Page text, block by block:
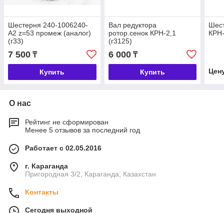
Шестерня 240-1006240-
А2 z=53 промеж (аналог)
(г33)
7 500 ₸
Купить
Вал редуктора
ротор.сенок КРН-2,1
(г3125)
6 000₸
Купить
О нас
Рейтинг не сформирован
Менее 5 отзывов за последний год
Работает с 02.05.2016
г. Караганда
Пригородная 3/2, Караганда, Казахстан
Контакты
Сегодня выходной